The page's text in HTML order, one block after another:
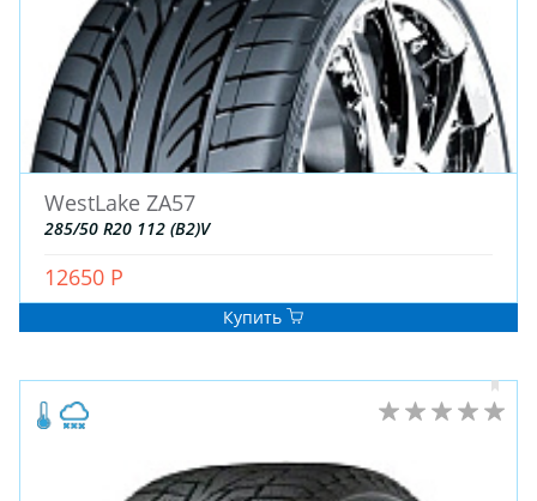
ДЛЯ ГРУЗОВЫХ АВТО
ДЛЯ ЛЕГКОВЫХ АВТО
ШИНЫ
ДИСКИ
WestLake ZA57
285/50 R20 112 (B2)V
12650 Р
Купить